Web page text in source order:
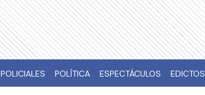
POLICIALES POLÍTICA ESPECTÁCULOS EDICTOS